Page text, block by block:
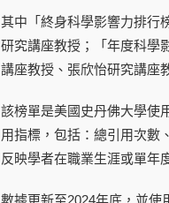
其中「終身科學影響力排行
研究講座教授；「年度科學
講座教授、張欣怡研究講座
該榜單是美國史丹佛大學使
用指標，包括：總引用次數
反映學者在職業生涯或單年
數據更新至2024年底，並使